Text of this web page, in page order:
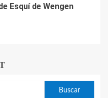
Esquí de Wengen